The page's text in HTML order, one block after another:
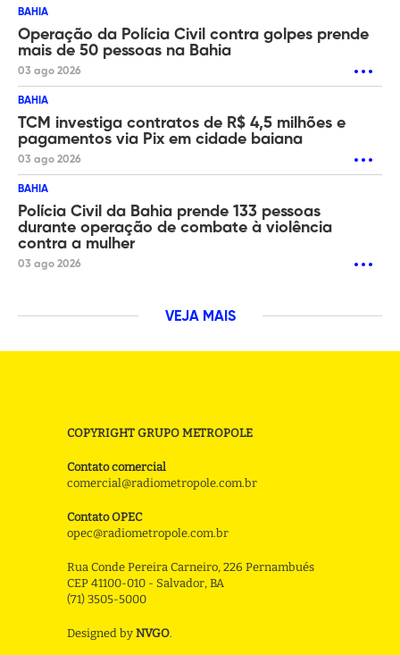
BAHIA
Operação da Polícia Civil contra golpes prende
mais de 50 pessoas na Bahia
03 ago 2026
BAHIA
TCM investiga contratos de R$ 4,5 milhões e
pagamentos via Pix em cidade baiana
03 ago 2026
BAHIA
Polícia Civil da Bahia prende 133 pessoas
durante operação de combate à violência
contra a mulher
03 ago 2026
VEJA MAIS
COPYRIGHT GRUPO METROPOLE
Contato comercial
comercial@radiometropole.com.br
Contato OPEC
opec@radiometropole.com.br
Rua Conde Pereira Carneiro, 226 Pernambués
CEP 41100-010 - Salvador, BA
(71) 3505-5000
Designed by NVGO.